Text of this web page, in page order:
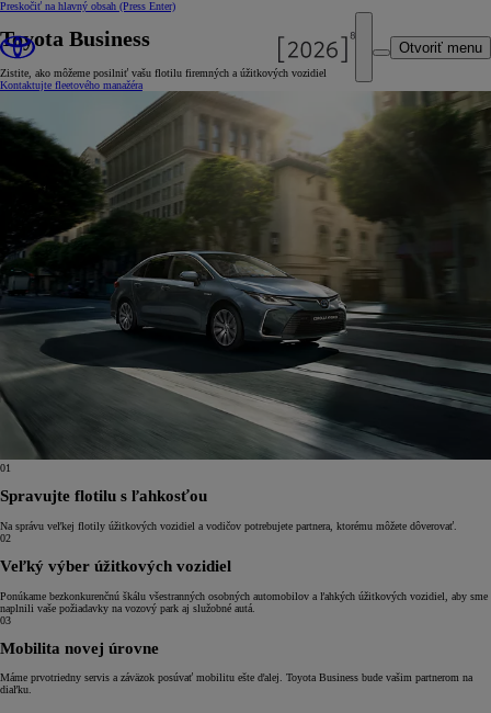
Preskočiť na hlavný obsah (Press Enter)
Otvoriť menu
Toyota Business
Zistite, ako môžeme posilniť vašu flotilu firemných a úžitkových vozidiel
Kontaktujte fleetového manažéra
01
Spravujte flotilu s ľahkosťou
Na správu veľkej flotily úžitkových vozidiel a vodičov potrebujete partnera, ktorému môžete dôverovať.
02
Veľký výber úžitkových vozidiel
Ponúkame bezkonkurenčnú škálu všestranných osobných automobilov a ľahkých úžitkových vozidiel, aby sme
naplnili vaše požiadavky na vozový park aj služobné autá.
03
Mobilita novej úrovne
Máme prvotriedny servis a záväzok posúvať mobilitu ešte ďalej. Toyota Business bude vašim partnerom na
diaľku.